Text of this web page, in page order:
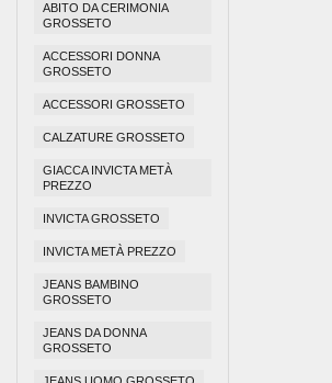
ABITO DA CERIMONIA
GROSSETO
ACCESSORI DONNA
GROSSETO
ACCESSORI GROSSETO
CALZATURE GROSSETO
GIACCA INVICTA METÀ
PREZZO
INVICTA GROSSETO
INVICTA METÀ PREZZO
JEANS BAMBINO
GROSSETO
JEANS DA DONNA
GROSSETO